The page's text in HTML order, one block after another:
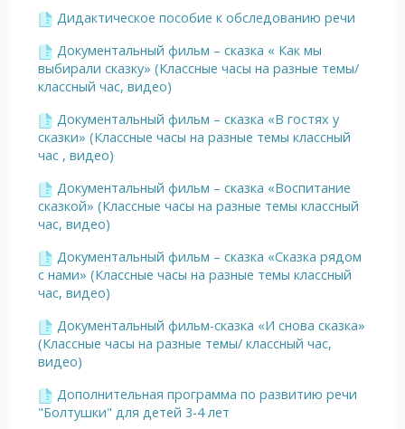
Дидактическое пособие к обследованию речи
Документальный фильм – сказка « Как мы
выбирали сказку» (Классные часы на разные темы/
классный час, видео)
Документальный фильм – сказка «В гостях у
сказки» (Классные часы на разные темы классный
час , видео)
Документальный фильм – сказка «Воспитание
сказкой» (Классные часы на разные темы классный
час, видео)
Документальный фильм – сказка «Сказка рядом
с нами» (Классные часы на разные темы классный
час, видео)
Документальный фильм-сказка «И снова сказка»
(Классные часы на разные темы/ классный час,
видео)
Дополнительная программа по развитию речи
"Болтушки" для детей 3-4 лет